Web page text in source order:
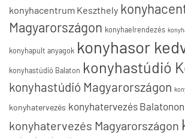
konyhacentrum Keszthely
Magyarországon konyhaelrendezés
konyhapult anyagok konyhasor
konyhastúdió Balaton konyhastúdió
konyhastúdió Magyarországon
konyhatervezés konyhatervezés Balatonon
konyhatervezés Magyarországon